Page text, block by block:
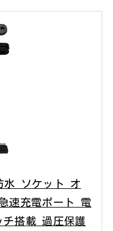
水 ソケット オ
速充電ポート 電
チ搭載 過圧保護